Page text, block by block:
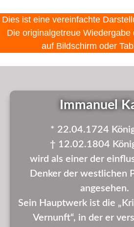
Dies ist eine vereinfachte
Die originalgetreue
auf Bildschirm oder
Immanuel
* 22.04.1724
† 12.02.1804
wird als einer der
Denker der westlichen
angesehen.
Sein Hauptwerk ist die
Vernunft“, in der er